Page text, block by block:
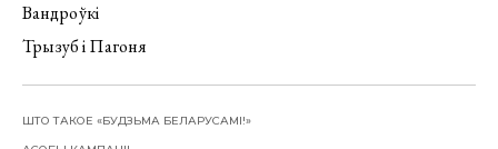
Вандроўкі
Трызуб і Пагоня
ШТО ТАКОЕ «БУДЗЬМА БЕЛАРУСАМІ!»